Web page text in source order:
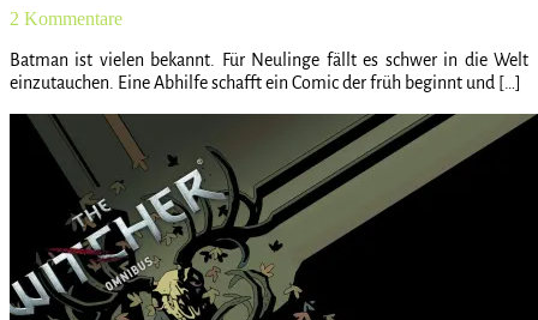
2 Kommentare
Batman ist vielen bekannt. Für Neulinge fällt es schwer in die Welt
einzutauchen. Eine Abhilfe schafft ein Comic der früh beginnt und […]